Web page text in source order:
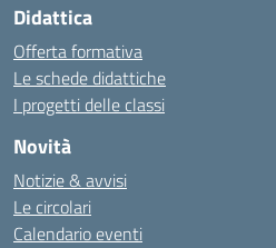
Didattica
Offerta formativa
Le schede didattiche
I progetti delle classi
Novità
Notizie & avvisi
Le circolari
Calendario eventi